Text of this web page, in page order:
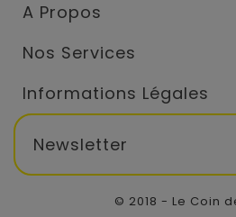
A Propos
Nos Services
Informations Légales
Newsletter
© 2018 - Le Coin